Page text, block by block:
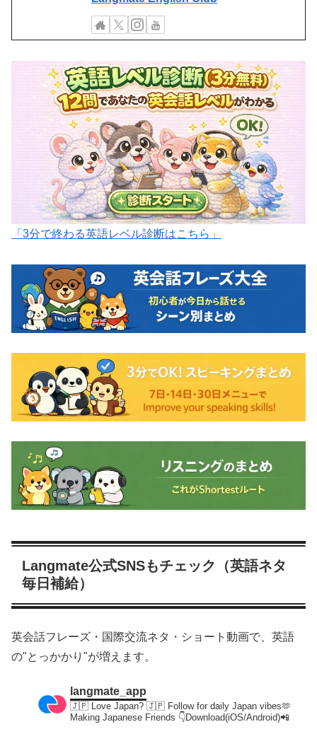
「3分で終わる英語レベル診断はこちら」
Langmate公式SNSもチェック（英語ネタ
毎日補給）
英会話フレーズ・国際交流ネタ・ショート動画で、英語
の"とっかかり"が増えます。
langmate_app
🇯🇵 Love Japan? 🇯🇵 Follow for daily Japan vibes🫶
Making Japanese Friends 👇Download(iOS/Android)📲